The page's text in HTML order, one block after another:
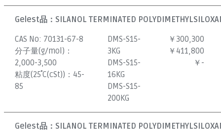
Gelest品： SILANOL TERMINATED
CAS No: 70131-67-8
分子量(g/mol)：
2,000-3,500
粘度(25˚C(cSt))： 45-
85
DMS-S15-
3KG
DMS-S15-
16KG
DMS-S15-
200KG
￥300,300
￥411,800
￥-
Gelest品： SILANOL TERMINATED